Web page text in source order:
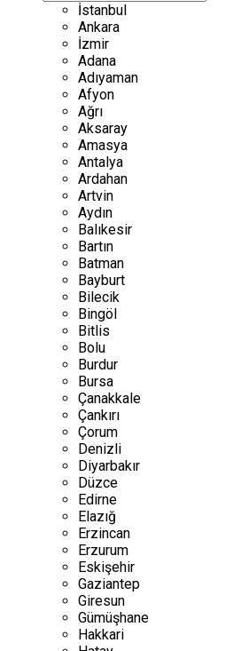
İstanbul
Ankara
İzmir
Adana
Adıyaman
Afyon
Ağrı
Aksaray
Amasya
Antalya
Ardahan
Artvin
Aydın
Balıkesir
Bartın
Batman
Bayburt
Bilecik
Bingöl
Bitlis
Bolu
Burdur
Bursa
Çanakkale
Çankırı
Çorum
Denizli
Diyarbakır
Düzce
Edirne
Elazığ
Erzincan
Erzurum
Eskişehir
Gaziantep
Giresun
Gümüşhane
Hakkari